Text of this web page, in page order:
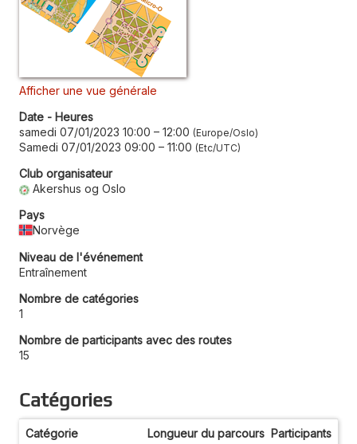
Afficher une vue générale
Date - Heures
samedi 07/01/2023 10:00 – 12:00 Europe/Oslo
Samedi 07/01/2023 09:00 – 11:00 Etc/UTC
Club organisateur
Akershus og Oslo
Pays
Norvège
Niveau de l'événement
Entraînement
Nombre de catégories
1
Nombre de participants avec des routes
15
Catégories
Catégorie Longueur du parcours Participants